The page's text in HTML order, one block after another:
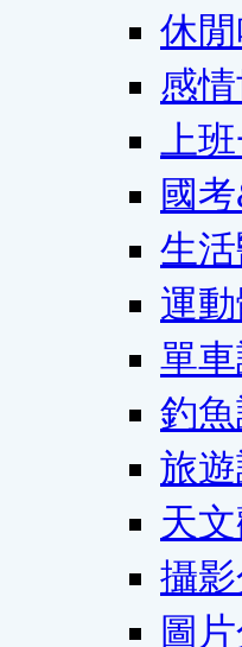
休
感
上
國
生
運
單
釣
旅
天
攝
圖